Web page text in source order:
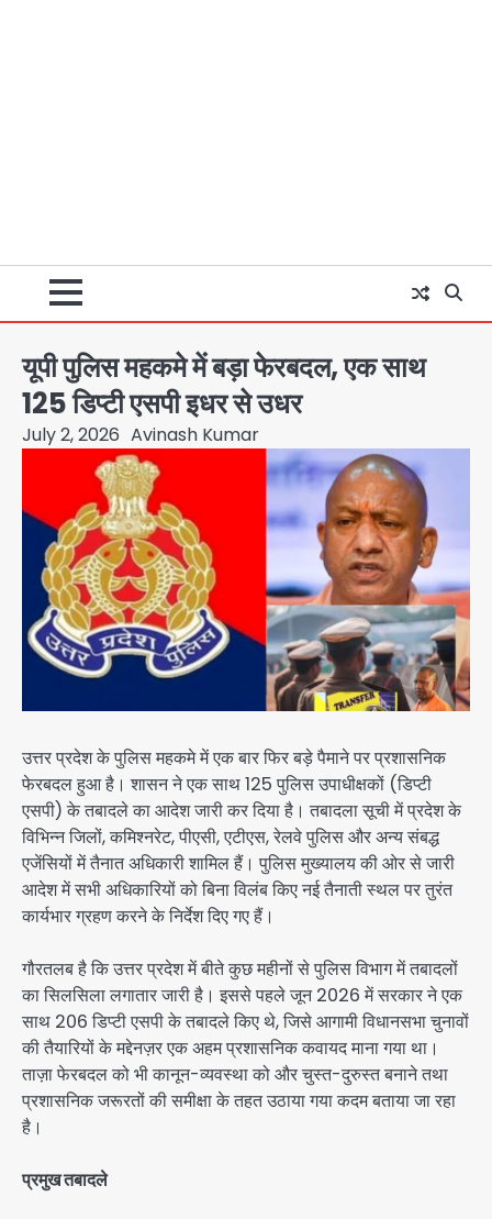
यूपी पुलिस महकमे में बड़ा फेरबदल, एक साथ
125 डिप्टी एसपी इधर से उधर
July 2, 2026 Avinash Kumar
उत्तर प्रदेश के पुलिस महकमे में एक बार फिर बड़े पैमाने पर प्रशासनिक
फेरबदल हुआ है। शासन ने एक साथ 125 पुलिस उपाधीक्षकों (डिप्टी
एसपी) के तबादले का आदेश जारी कर दिया है। तबादला सूची में प्रदेश के
विभिन्न जिलों, कमिश्नरेट, पीएसी, एटीएस, रेलवे पुलिस और अन्य संबद्ध
एजेंसियों में तैनात अधिकारी शामिल हैं। पुलिस मुख्यालय की ओर से जारी
आदेश में सभी अधिकारियों को बिना विलंब किए नई तैनाती स्थल पर तुरंत
कार्यभार ग्रहण करने के निर्देश दिए गए हैं।
गौरतलब है कि उत्तर प्रदेश में बीते कुछ महीनों से पुलिस विभाग में तबादलों
का सिलसिला लगातार जारी है। इससे पहले जून 2026 में सरकार ने एक
साथ 206 डिप्टी एसपी के तबादले किए थे, जिसे आगामी विधानसभा चुनावों
की तैयारियों के मद्देनज़र एक अहम प्रशासनिक कवायद माना गया था।
ताज़ा फेरबदल को भी कानून-व्यवस्था को और चुस्त-दुरुस्त बनाने तथा
प्रशासनिक जरूरतों की समीक्षा के तहत उठाया गया कदम बताया जा रहा
है।
प्रमुख तबादले